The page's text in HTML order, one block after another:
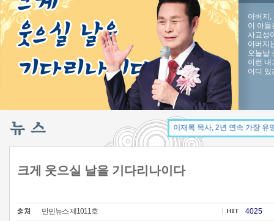
아버지,
이 아들
사교성
아버지
오늘날
이런 내
어디 있
크게 웃으실 날을 기다리나이다
만민뉴스 제1011호 4025